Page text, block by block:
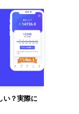
い？実際に